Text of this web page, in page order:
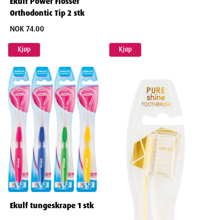
ABS-plast, Nylon, Li-Ion batteri
Orthodontic Tip 2 stk
NOK 74.00
Kjøp Kjøp
Ekulf tungeskrape 1 stk